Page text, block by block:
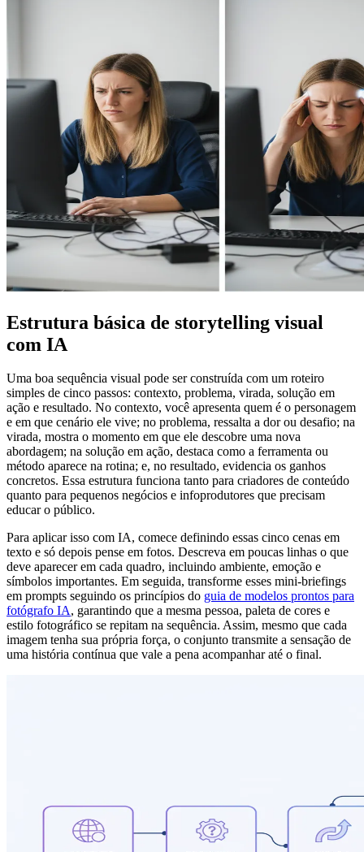
Estrutura básica de storytelling visual
com IA
Uma boa sequência visual pode ser construída com um roteiro
simples de cinco passos: contexto, problema, virada, solução em
ação e resultado. No contexto, você apresenta quem é o personagem
e em que cenário ele vive; no problema, ressalta a dor ou desafio; na
virada, mostra o momento em que ele descobre uma nova
abordagem; na solução em ação, destaca como a ferramenta ou
método aparece na rotina; e, no resultado, evidencia os ganhos
concretos. Essa estrutura funciona tanto para criadores de conteúdo
quanto para pequenos negócios e infoprodutores que precisam
educar o público.
Para aplicar isso com IA, comece definindo essas cinco cenas em
texto e só depois pense em fotos. Descreva em poucas linhas o que
deve aparecer em cada quadro, incluindo ambiente, emoção e
símbolos importantes. Em seguida, transforme esses mini-briefings
em prompts seguindo os princípios do guia de modelos prontos para
fotógrafo IA, garantindo que a mesma pessoa, paleta de cores e
estilo fotográfico se repitam na sequência. Assim, mesmo que cada
imagem tenha sua própria força, o conjunto transmite a sensação de
uma história contínua que vale a pena acompanhar até o final.